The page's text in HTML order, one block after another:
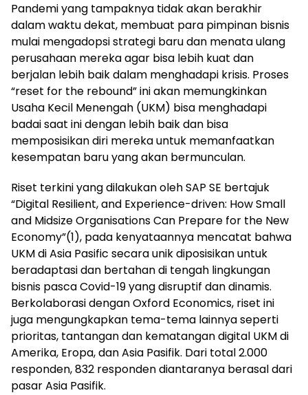
Pandemi yang tampaknya tidak akan berakhir
dalam waktu dekat, membuat para pimpinan bisnis
mulai mengadopsi strategi baru dan menata ulang
perusahaan mereka agar bisa lebih kuat dan
berjalan lebih baik dalam menghadapi krisis. Proses
“reset for the rebound” ini akan memungkinkan
Usaha Kecil Menengah (UKM) bisa menghadapi
badai saat ini dengan lebih baik dan bisa
memposisikan diri mereka untuk memanfaatkan
kesempatan baru yang akan bermunculan.
Riset terkini yang dilakukan oleh SAP SE bertajuk
“Digital Resilient, and Experience-driven: How Small
and Midsize Organisations Can Prepare for the New
Economy”(1), pada kenyataannya mencatat bahwa
UKM di Asia Pasific secara unik diposisikan untuk
beradaptasi dan bertahan di tengah lingkungan
bisnis pasca Covid-19 yang disruptif dan dinamis.
Berkolaborasi dengan Oxford Economics, riset ini
juga mengungkapkan tema-tema lainnya seperti
prioritas, tantangan dan kematangan digital UKM di
Amerika, Eropa, dan Asia Pasifik. Dari total 2.000
responden, 832 responden diantaranya berasal dari
pasar Asia Pasifik.